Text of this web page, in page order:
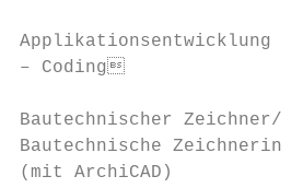
– Coding
Bautechnischer
Bautechnische
(mit ArchiCAD)